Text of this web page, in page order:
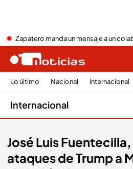
Zapatero manda un mensaje a un
Lo último Nacional Internacional
Internacional
José Luis
ataques de Trump a